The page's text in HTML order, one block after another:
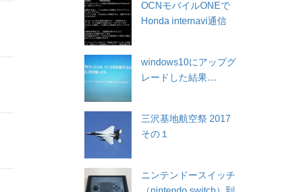
OCNモバイルONEで
Honda internavi通信
windows10にアップグ
レードした結果…
三沢基地航空祭 2017
その１
ニンテンドースイッチ